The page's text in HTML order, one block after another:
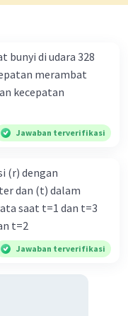
5 sekon akan
bunyi di udara 328
merambat
kecepatan
Jawaban terverifikasi
(r) dengan
dan (t) dalam
saat t=1 dan t=3
t=2
Jawaban terverifikasi